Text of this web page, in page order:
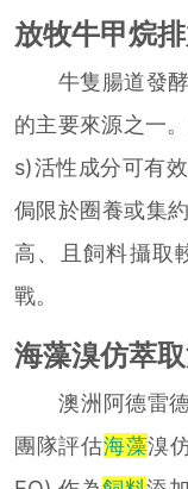
放牧牛甲烷
牛隻腸道發酵
的主要來源之一
s)活性成分可有
侷限於圈養或集
高、且飼料攝取
戰。
海藻溴仿萃
澳洲阿德雷德
團隊評估海藻溴